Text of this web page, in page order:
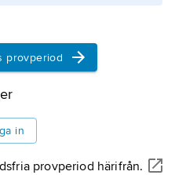
provperiod
in
provperiod härifrån.